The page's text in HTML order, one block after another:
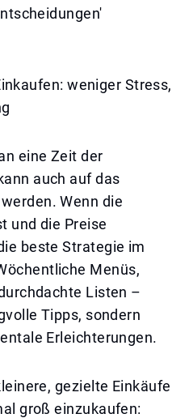
weniger Stress,
eine Zeit der
auch auf das
Wenn die
und die Preise
beste Strategie im
Menüs,
Listen –
Tipps, sondern
Erleichterungen.
gezielte Einkäufe
groß einzukaufen: